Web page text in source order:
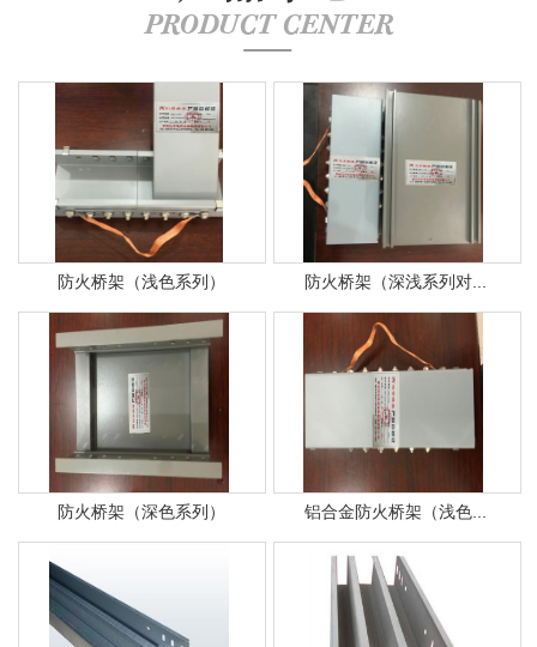
PRODUCT CENTER
防火桥架（浅色系列） 防火桥架（深浅系列对...
防火桥架（深色系列） 铝合金防火桥架（浅色...